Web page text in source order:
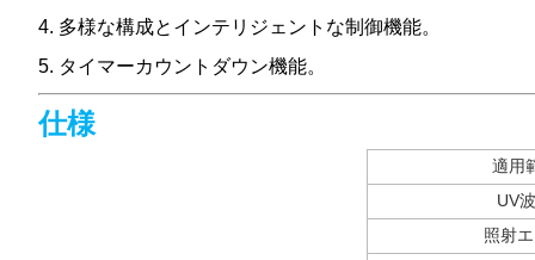
4. 多様な構成とインテリジェントな制御機能。
5. タイマーカウントダウン機能。
仕様
適用
UV
照射